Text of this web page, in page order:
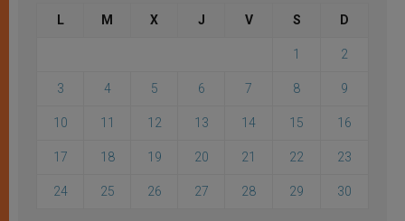
L M X J V S D
1 2
3 4 5 6 7 8 9
10 11 12 13 14 15 16
17 18 19 20 21 22 23
24 25 26 27 28 29 30